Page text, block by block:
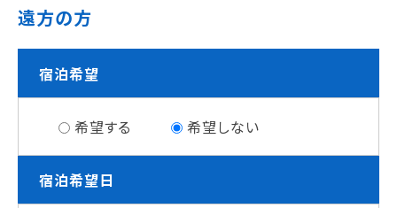
遠方の方
宿泊希望
希望する 希望しない
宿泊希望日